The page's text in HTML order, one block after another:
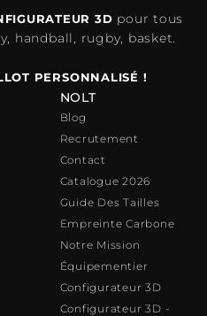
3D pour tous
handball, rugby, basket.
PERSONNALISÉ !
NOLT
Blog
Recrutement
Contact
Catalogue 2026
Guide Des Tailles
Empreinte Carbone
Notre Mission
Équipementier
Configurateur 3D
Configurateur 3D -